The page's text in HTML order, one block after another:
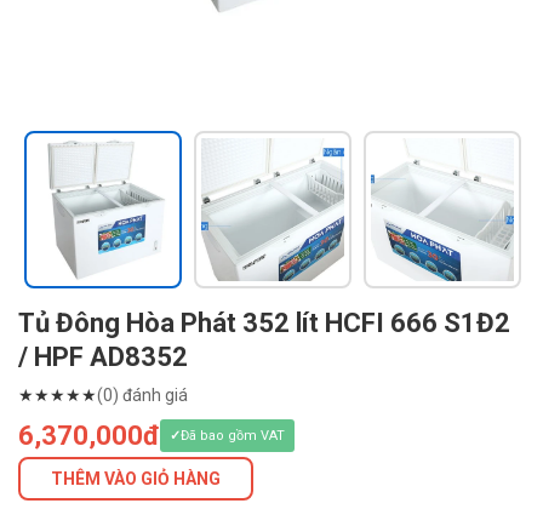
Tủ Đông Hòa Phát 352 lít HCFI 666 S1Đ2
/ HPF AD8352
★★★★★(0) đánh giá
6,370,000đ Đã bao gồm VAT
THÊM VÀO GIỎ HÀNG